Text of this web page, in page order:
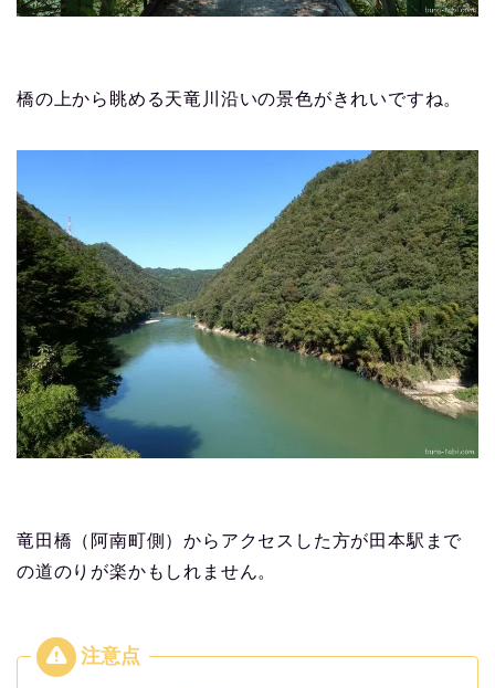
橋の上から眺める天竜川沿いの景色がきれいですね。
竜田橋（阿南町側）からアクセスした方が田本駅まで
の道のりが楽かもしれません。